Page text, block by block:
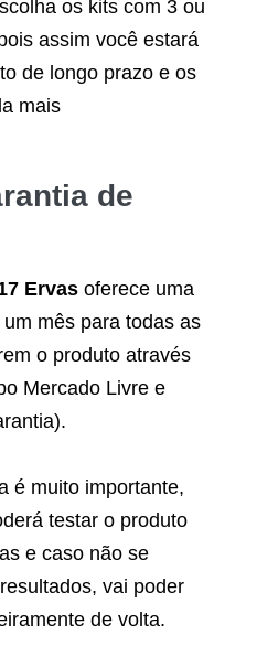
os kits com 3 ou
assim você estará
de longo prazo e os
mais
de
Ervas oferece uma
mês para todas as
o produto através
Mercado Livre e
é muito importante,
testar o produto
e caso não se
vai poder
de volta.